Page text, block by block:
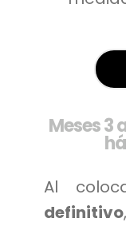
Meses 3
Al
definitivo